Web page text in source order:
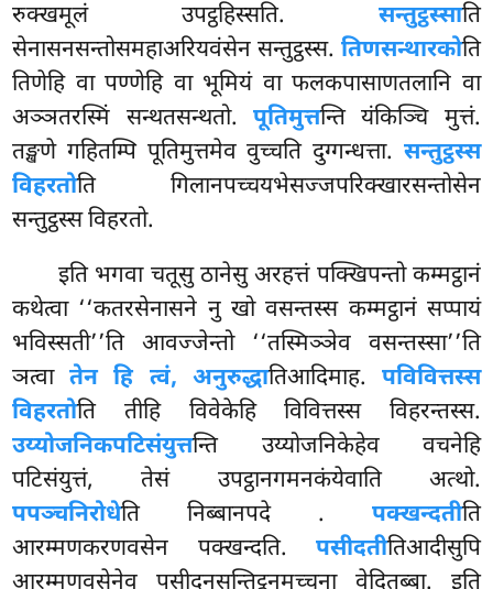
रुक्खमूलं उपट्ठहिस्सति. सन्तुट्ठस्साति
सेनासनसन्तोसमहाअरियवंसेन सन्तुट्ठस्स. तिणसन्थारकोति
तिणेहि वा पण्णेहि वा भूमियं वा फलकपासाणतलानि वा
अञ्ञतरस्मिं सन्थतसन्थतो. पूतिमुत्तन्ति यंकिञ्चि मुत्तं.
तङ्खणे गहितम्पि पूतिमुत्तमेव वुच्चति दुग्गन्धत्ता. सन्तुट्ठस्स
विहरतोति गिलानपच्चयभेसज्जपरिक्खारसन्तोसेन
सन्तुट्ठस्स विहरतो.
इति भगवा चतूसु ठानेसु अरहत्तं पक्खिपन्तो कम्मट्ठानं
कथेत्वा ‘‘कतरसेनासने नु खो वसन्तस्स कम्मट्ठानं सप्पायं
भविस्सती’’ति आवज्जेन्तो ‘‘तस्मिञ्ञेव वसन्तस्सा’’ति
ञत्वातेन हि त्वं, अनुरुद्धातिआदिमाह. पविवित्तस्स
विहरतोति तीहि विवेकेहि विवित्तस्स विहरन्तस्स.
उय्योजनिकपटिसंयुत्तन्ति उय्योजनिकेहेव वचनेहि
पटिसंयुत्तं, तेसं उपट्ठानगमनकंयेवाति अत्थो.
पपञ्चनिरोधेति निब्बानपदे . पक्खन्दतीति
आरम्मणकरणवसेन पक्खन्दति. पसीदतीतिआदीसुपि